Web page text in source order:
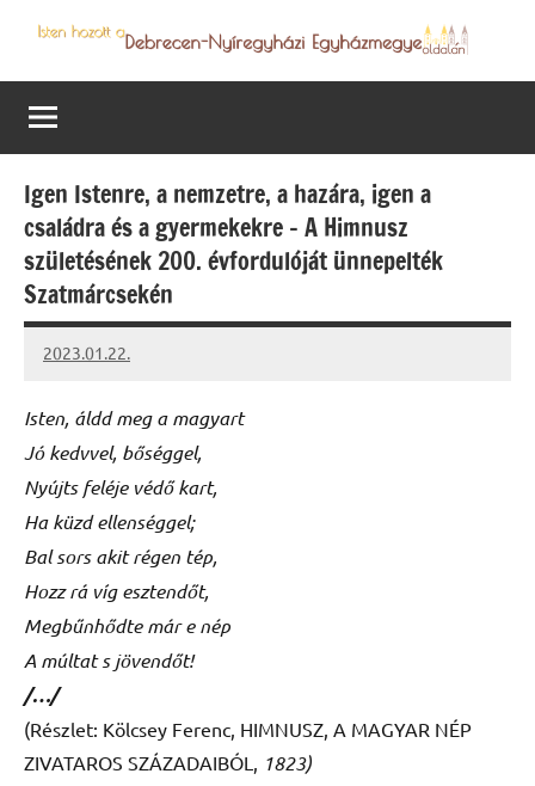
content
Debrecen-
Nyíregyházi
Egyházmegye
programjai
Igen Istenre, a nemzetre, a hazára, igen a
családra és a gyermekekre – A Himnusz
születésének 200. évfordulóját ünnepelték
Szatmárcsekén
2023.01.22.
kovacs.agi
Isten, áldd meg a magyart
Jó kedvvel, bőséggel,
Nyújts feléje védő kart,
Ha küzd ellenséggel;
Bal sors akit régen tép,
Hozz rá víg esztendőt,
Megbűnhődte már e nép
A múltat s jövendőt!
/…/
(Részlet: Kölcsey Ferenc, HIMNUSZ, A MAGYAR NÉP
ZIVATAROS SZÁZADAIBÓL,
1823)